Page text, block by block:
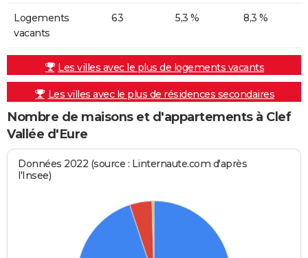
Logements
vacants
63 5,3 % 8,3 %
Les villes avec le plus de logements vacants
Les villes avec le plus de résidences secondaires
Nombre de maisons et d'appartements à Clef
Vallée d'Eure
Données 2022 (source : Linternaute.com d'après
l'Insee)